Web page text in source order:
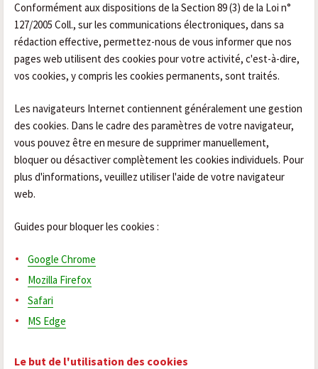
Conformément aux dispositions de la Section 89 (3) de la Loi n°
127/2005 Coll., sur les communications électroniques, dans sa
rédaction effective, permettez-nous de vous informer que nos
pages web utilisent des cookies pour votre activité, c'est-à-dire,
vos cookies, y compris les cookies permanents, sont traités.
Les navigateurs Internet contiennent généralement une gestion
des cookies. Dans le cadre des paramètres de votre navigateur,
vous pouvez être en mesure de supprimer manuellement,
bloquer ou désactiver complètement les cookies individuels. Pour
plus d'informations, veuillez utiliser l'aide de votre navigateur
web.
Guides pour bloquer les cookies :
Google Chrome
Mozilla Firefox
Safari
MS Edge
Le but de l'utilisation des cookies